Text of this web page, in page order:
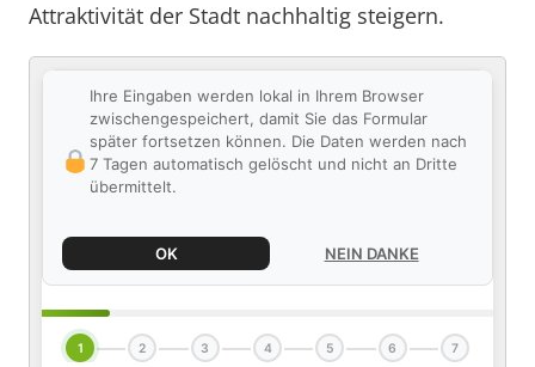
Attraktivität der Stadt nachhaltig steigern.
Ihre Eingaben werden lokal in Ihrem Browser
zwischengespeichert, damit Sie das Formular
später fortsetzen können. Die Daten werden nach
7 Tagen automatisch gelöscht und nicht an Dritte
übermittelt.
OK NEIN DANKE
1 2 3 4 5 6 7